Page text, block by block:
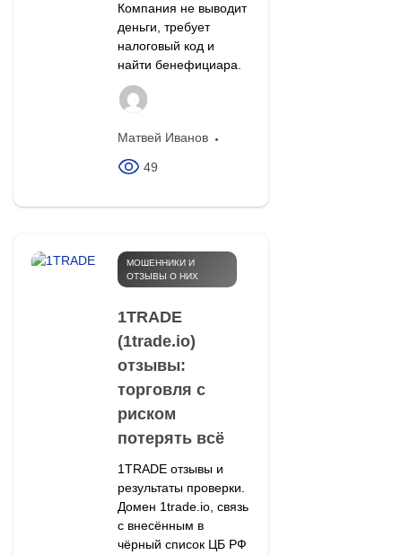
Компания не выводит
деньги, требует
налоговый код и
найти бенефициара.
Матвей Иванов
49
МОШЕННИКИ И
ОТЗЫВЫ О НИХ
1TRADE
(1trade.io)
отзывы:
торговля с
риском
потерять всё
1TRADE отзывы и
результаты проверки.
Домен 1trade.io, связь
с внесённым в
чёрный список ЦБ РФ